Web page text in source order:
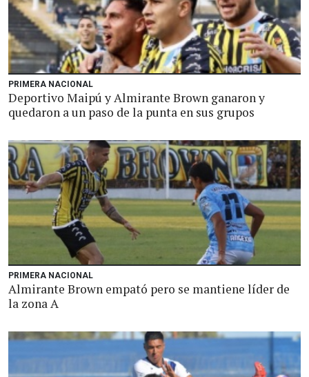
PRIMERA NACIONAL
Deportivo Maipú y Almirante Brown ganaron y
quedaron a un paso de la punta en sus grupos
PRIMERA NACIONAL
Almirante Brown empató pero se mantiene líder de
la zona A